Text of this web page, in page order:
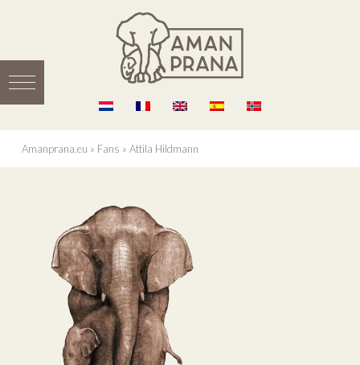
Amanprana.eu » Fans » Attila Hildmann